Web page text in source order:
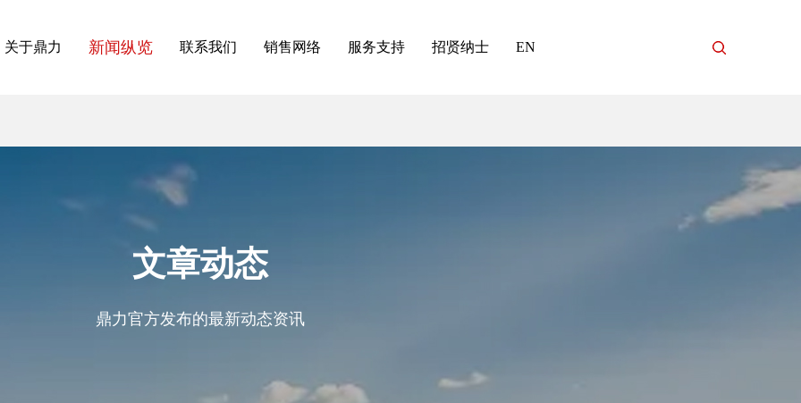
关于鼎力 新闻纵览 联系我们 销售网络 服务支持 招贤纳士 EN
文章动态
鼎力官方发布的最新动态资讯